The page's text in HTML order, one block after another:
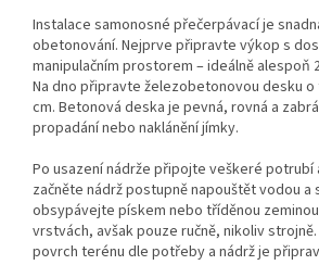
Instalace samonosné přečerpávací je
obetonování. Nejprve připravte výkop s
manipulačním prostorem – ideálně alespoň
Na dno připravte železobetonovou desku
cm. Betonová deska je pevná, rovná a
propadání nebo naklánění jímky.
Po usazení nádrže připojte veškeré potrubí
začněte nádrž postupně napouštět vodou a
obsypávejte pískem nebo tříděnou
vrstvách, avšak pouze ručně, nikoliv
povrch terénu dle potřeby a nádrž je